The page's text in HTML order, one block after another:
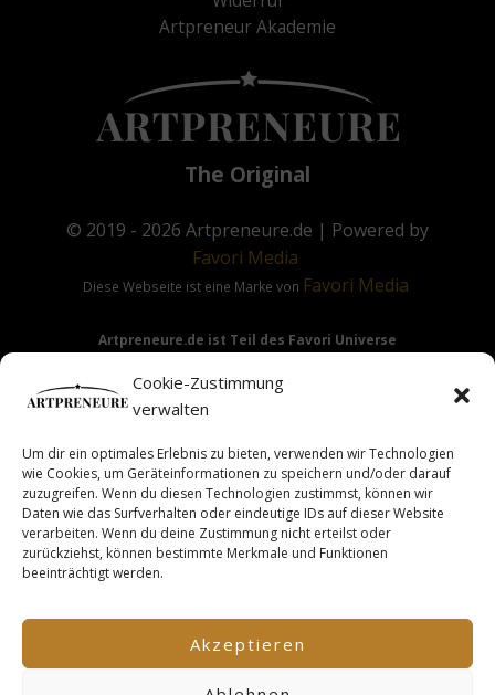
Cookie-Zustimmung
verwalten
Um dir ein optimales Erlebnis zu bieten, verwenden wir Technologien
wie Cookies, um Geräteinformationen zu speichern und/oder darauf
zuzugreifen. Wenn du diesen Technologien zustimmst, können wir
Daten wie das Surfverhalten oder eindeutige IDs auf dieser Website
verarbeiten. Wenn du deine Zustimmung nicht erteilst oder
zurückziehst, können bestimmte Merkmale und Funktionen
beeinträchtigt werden.
Akzeptieren
Artpreneur Akademie
The Original
© 2019 - 2026 Artpreneure.de | Powered by
Favori Media
Diese Webseite ist eine Marke von Favori Media
Artpreneure.de ist Teil des Favori Universe
Hinweis:Die Angebote & Inhalte dieser Seite richten sich
ausdrücklich nur an Gewerbetreibende & Unternehmer im
Sinne des §14 BGB.
Facebook TM Inc. Additionally, this site is NOT endorsed by
FacebookTM in any way. FACEBOOK TM is a trademark of
FACEBOOK TM, Inc.